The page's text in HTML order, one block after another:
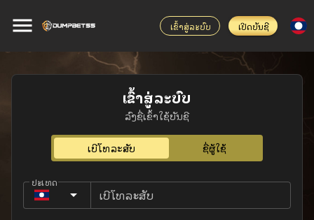
ເຂົ້າສູ່ລະບົບ ເປີດບັນຊີ
ເຂົ້າສູ່ລະບົບ
ລົງຊື່ເຂົ້າໃຊ້ບັນຊີ
ເບີ​ໂທລະ​ສັບ
ຊື່ຜູ້ໃຊ້
ປະເທດ
Laos (ລາວ) ເບີ​ໂທລະ​ສັບ